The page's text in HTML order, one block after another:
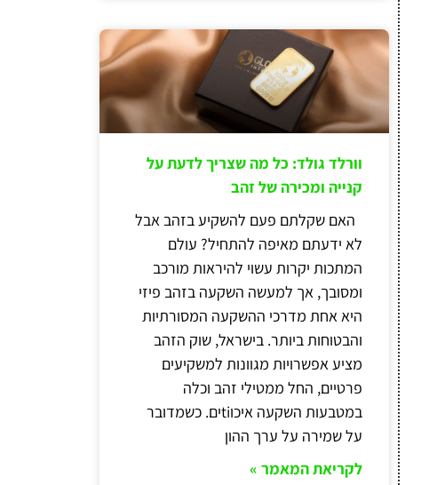
וורלד גולד: כל מה שצריך לדעת על
קנייה ומכירה של זהב
האם שקלתם פעם להשקיע בזהב אבל
לא ידעתם מאיפה להתחיל? עולם
המתכות יקרות עשוי להיראות מורכב
ומסובך, אך למעשה השקעה בזהב פיזי
היא אחת מדרכי ההשקעה המסורתיות
והבטוחות ביותר. בישראל, שוק הזהב
מציע אפשרויות מגוונות למשקיעים
פרטיים, החל ממטילי זהב וכלה
במטבעות השקעה איכוtiים. כשמדובר
על שמירה על ערך ההון
לקריאת המאמר »